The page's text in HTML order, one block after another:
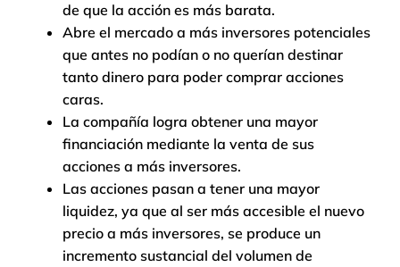
de que la acción es más barata.
Abre el mercado a más inversores potenciales
que antes no podían o no querían destinar
tanto dinero para poder comprar acciones
caras.
La compañía logra obtener una mayor
financiación mediante la venta de sus
acciones a más inversores.
Las acciones pasan a tener una mayor
liquidez, ya que al ser más accesible el nuevo
precio a más inversores, se produce un
incremento sustancial del volumen de